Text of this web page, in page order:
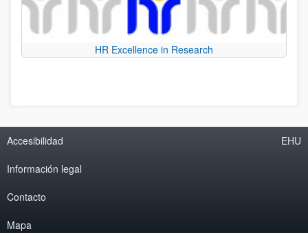
HR Excellence in Research
Accesibilidad
Información legal
Contacto
Mapa
EHU